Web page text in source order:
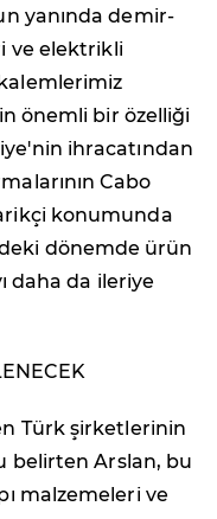
yanında demir-
ve elektrikli
önemli bir özelliği
ihracatından
Cabo
konumunda
dönemde ürün
daha da ileriye
Türk şirketlerinin
belirten Arslan, bu
malzemeleri ve